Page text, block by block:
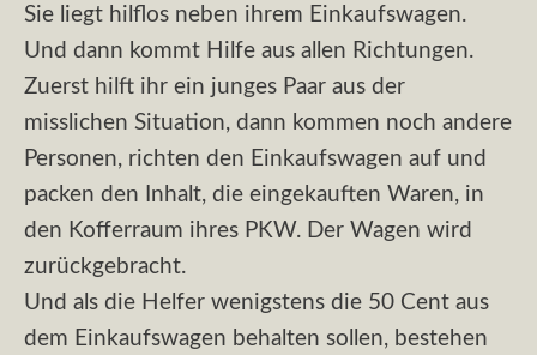
Sie liegt hilflos neben ihrem Einkaufswagen.
Und dann kommt Hilfe aus allen Richtungen.
Zuerst hilft ihr ein junges Paar aus der
misslichen Situation, dann kommen noch andere
Personen, richten den Einkaufswagen auf und
packen den Inhalt, die eingekauften Waren, in
den Kofferraum ihres PKW. Der Wagen wird
zurückgebracht.
Und als die Helfer wenigstens die 50 Cent aus
dem Einkaufswagen behalten sollen, bestehen